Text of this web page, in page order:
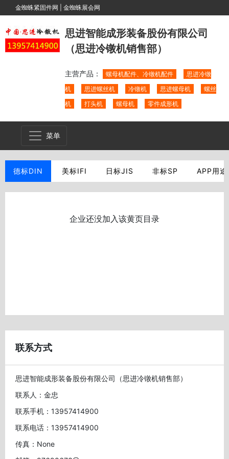
金蜘蛛紧固件网 金蜘蛛展会网
思进智能成形装备股份有限公司
（思进冷镦机销售部）
主营产品： 螺母机配件、冷镦机配件
思进冷镦
机
思进螺丝机 冷镦机 思进螺母机
螺丝
机
打头机 螺母机 零件成形机
菜单
德标DIN 美标IFI 日标JIS 非标SP APP用途
企业还没加入该黄页目录
联系方式
思进智能成形装备股份有限公司（思进冷镦机销售部）
联系人：金忠
联系手机：13957414900
联系电话：13957414900
传真：None